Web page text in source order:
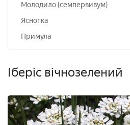
Молодило (семпервивум)
Яснотка
Примула
Іберіс вічнозелений